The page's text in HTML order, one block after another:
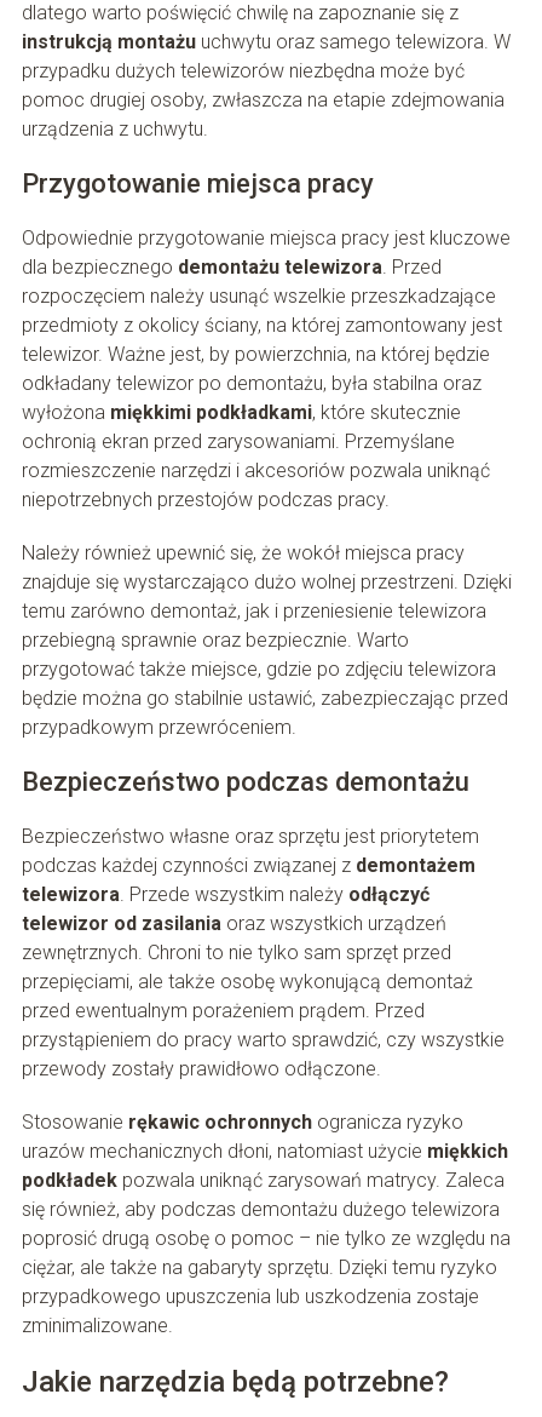
dlatego warto poświęcić chwilę na zapoznanie się z
instrukcją montażuuchwytu oraz samego telewizora. W
przypadku dużych telewizorów niezbędna może być
pomoc drugiej osoby, zwłaszcza na etapie zdejmowania
urządzenia z uchwytu.
Przygotowanie miejsca pracy
Odpowiednie przygotowanie miejsca pracy jest kluczowe
dla bezpiecznego demontażu telewizora. Przed
rozpoczęciem należy usunąć wszelkie przeszkadzające
przedmioty z okolicy ściany, na której zamontowany jest
telewizor. Ważne jest, by powierzchnia, na której będzie
odkładany telewizor po demontażu, była stabilna oraz
wyłożona miękkimi podkładkami, które skutecznie
ochronią ekran przed zarysowaniami. Przemyślane
rozmieszczenie narzędzi i akcesoriów pozwala uniknąć
niepotrzebnych przestojów podczas pracy.
Należy również upewnić się, że wokół miejsca pracy
znajduje się wystarczająco dużo wolnej przestrzeni. Dzięki
temu zarówno demontaż, jak i przeniesienie telewizora
przebiegną sprawnie oraz bezpiecznie. Warto
przygotować także miejsce, gdzie po zdjęciu telewizora
będzie można go stabilnie ustawić, zabezpieczając przed
przypadkowym przewróceniem.
Bezpieczeństwo podczas demontażu
Bezpieczeństwo własne oraz sprzętu jest priorytetem
podczas każdej czynności związanej z demontażem
telewizora. Przede wszystkim należy odłączyć
telewizor od zasilaniaoraz wszystkich urządzeń
zewnętrznych. Chroni to nie tylko sam sprzęt przed
przepięciami, ale także osobę wykonującą demontaż
przed ewentualnym porażeniem prądem. Przed
przystąpieniem do pracy warto sprawdzić, czy wszystkie
przewody zostały prawidłowo odłączone.
Stosowanie rękawic ochronnychogranicza ryzyko
urazów mechanicznych dłoni, natomiast użycie miękkich
podkładekpozwala uniknąć zarysowań matrycy. Zaleca
się również, aby podczas demontażu dużego telewizora
poprosić drugą osobę o pomoc – nie tylko ze względu na
ciężar, ale także na gabaryty sprzętu. Dzięki temu ryzyko
przypadkowego upuszczenia lub uszkodzenia zostaje
zminimalizowane.
Jakie narzędzia będą potrzebne?